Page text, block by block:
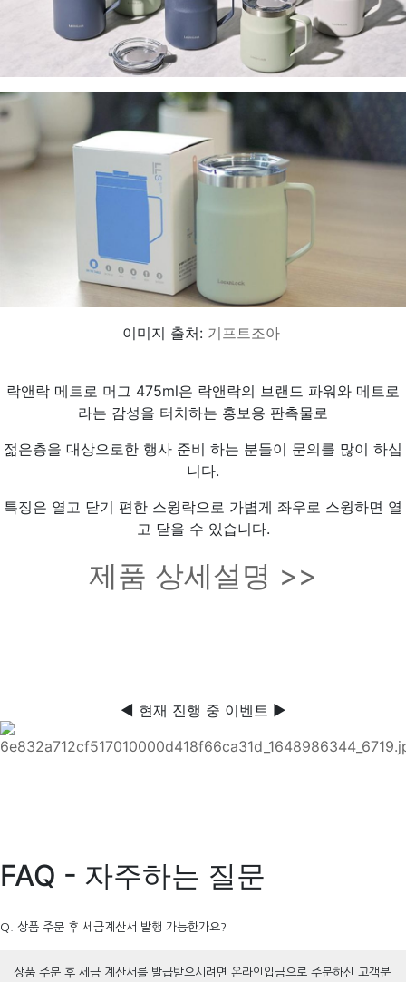
이미지 출처: 기프트조아
락앤락 메트로 머그 475ml은 락앤락의 브랜드 파워와 메트로
라는 감성을 터치하는 홍보용 판촉물로
젊은층을 대상으로한 행사 준비 하는 분들이 문의를 많이 하십
니다.
특징은 열고 닫기 편한 스윙락으로 가볍게 좌우로 스윙하면 열
고 닫을 수 있습니다.
제품 상세설명 >>
◀ 현재 진행 중 이벤트 ▶
FAQ - 자주하는 질문
Q. 상품 주문 후 세금계산서 발행 가능한가요?
상품 주문 후 세금 계산서를 발급받으시려면 온라인입금으로 주문하신 고객분